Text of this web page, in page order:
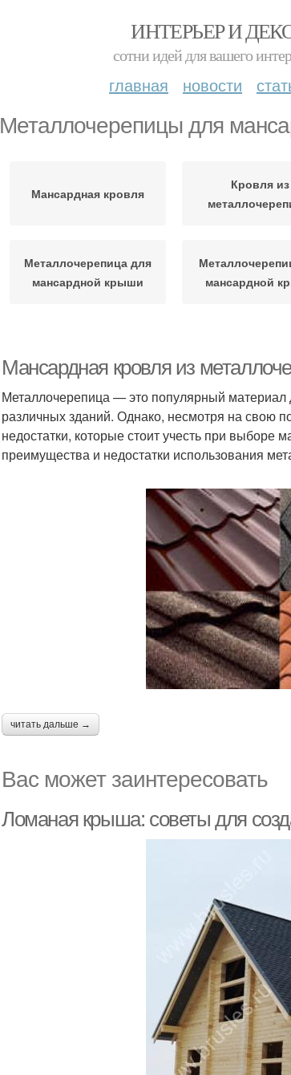
ИНТЕРЬЕР И
сотни идей для вашего
главная новости
Металлочерепицы для
Мансардная кровля
Кровля из
Металлочерепица для
мансардной крыши
мансардной
мансардной кровле
Мансардная кровля из
Металлочерепица — это популярный
различных зданий. Однако, несмотря на свою
недостатки, которые стоит учесть при
преимущества и недостатки использования
читать дальше →
Вас может заинтересовать
Ломаная крыша: советы для